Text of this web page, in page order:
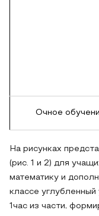
Очное
На рисунках
(рис. 1 и 2) для
математику и
классе
1час из части,